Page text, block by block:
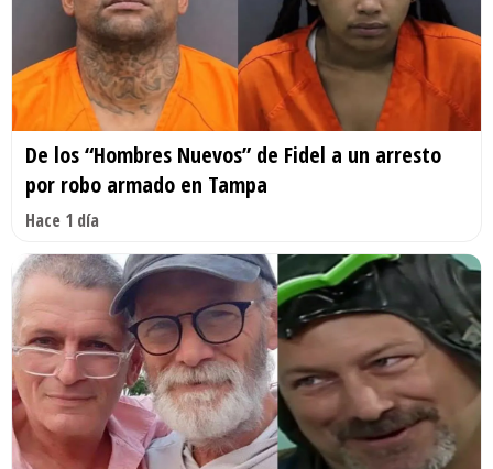
De los “Hombres Nuevos” de Fidel a un arresto
por robo armado en Tampa
Hace 1 día